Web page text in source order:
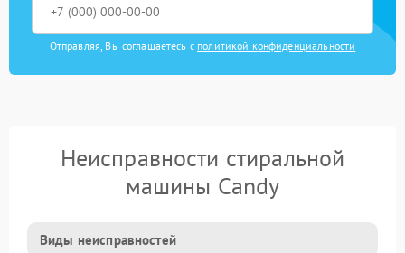
Отправляя, Вы соглашаетесь с политикой конфиденциальности
Неисправности стиральной
машины Candy
Виды неисправностей